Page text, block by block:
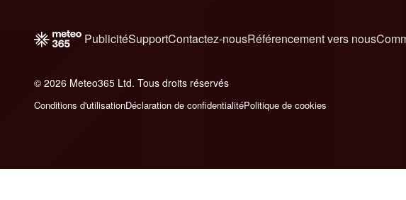
PublicitéSupportContactez-nousRéférencement vers nous
© 2026 Meteo365 Ltd. Tous droits réservés
Conditions d'utilisationDéclaration de confidentialitéPolitique de cookies